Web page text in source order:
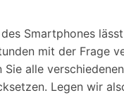
Funktionen
und Tipps zur
Smartphones
mit der Frage
alle
Legen wir